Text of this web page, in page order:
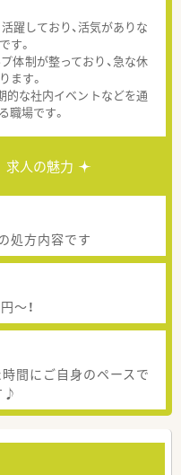
躍しており、活気がありな
す。
体制が整っており、急な休
ます。
的な社内イベントなどを通
職場です。
求人の魅力
処方内容です
～！
間にご自身のペースで
♪